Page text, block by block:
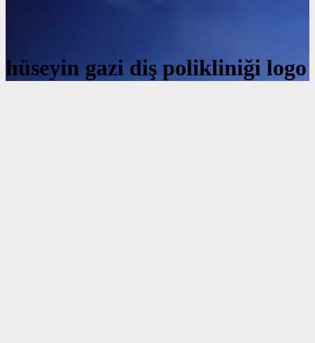
hüseyin gazi diş polikliniği logo